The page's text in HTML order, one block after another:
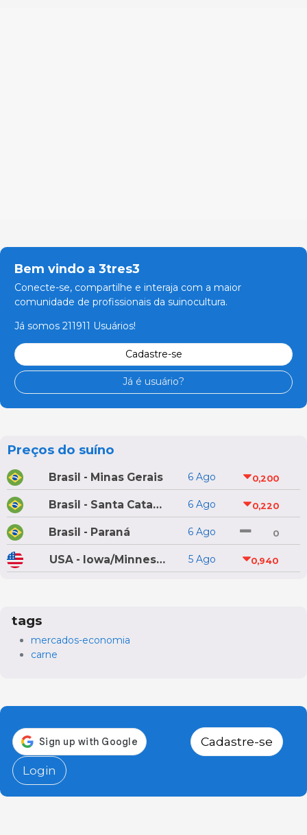
Bem vindo a 3tres3
Conecte-se, compartilhe e interaja com a maior
comunidade de profissionais da suinocultura.
Já somos 211911 Usuários!
Cadastre-se
Já é usuário?
Preços do suíno
Brasil - Minas Gerais 6 Ago 0,200
Brasil - Santa Catarina 6 Ago 0,220
Brasil - Paraná 6 Ago 0
USA - Iowa/Minnesota 5 Ago 0,940
tags
mercados-economia
carne
Cadastre-se
Login